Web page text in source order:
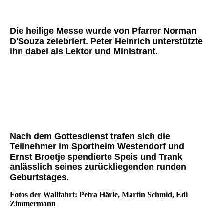
Die heilige Messe wurde von Pfarrer Norman
D'Souza zelebriert. Peter Heinrich unterstützte
ihn dabei als Lektor und Ministrant.
Nach dem Gottesdienst trafen sich die
Teilnehmer im Sportheim Westendorf und
Ernst Broetje spendierte Speis und Trank
anlässlich seines zurückliegenden runden
Geburtstages.
Fotos der Wallfahrt: Petra Härle, Martin Schmid, Edi
Zimmermann